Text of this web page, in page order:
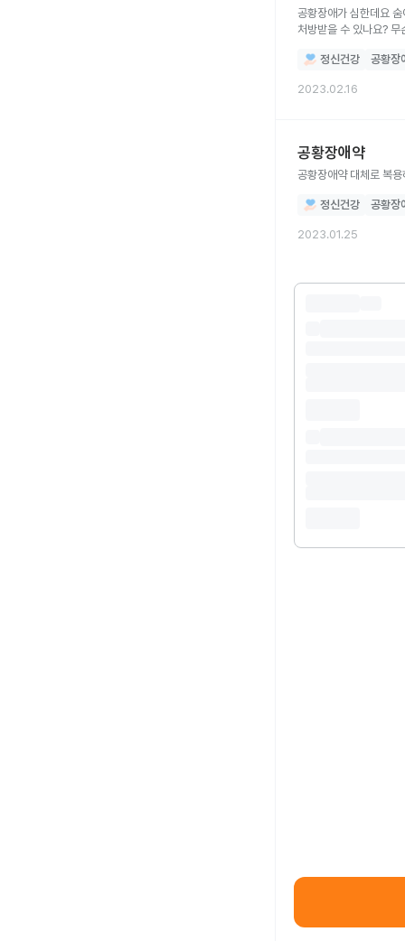
공황장애가 심한데요
처방받을 수 있나요?
정신건강 공황장
2023.02.16
공황장애약
공황장애약 대체로 복
정신건강 공황장
2023.01.25